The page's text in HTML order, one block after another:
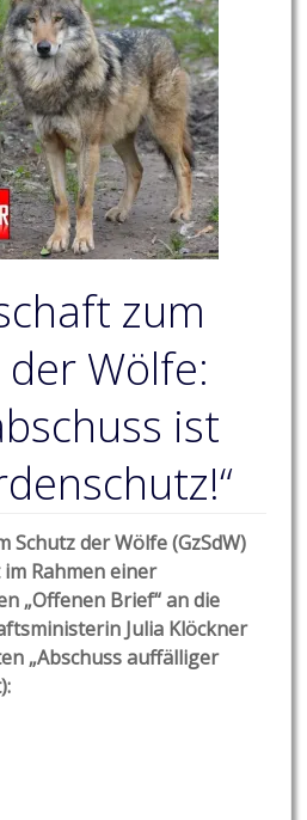
zum
Wölfe:
ist
Schutz der Wölfe (GzSdW)
Rahmen einer
„Offenen Brief“ an die
Julia Klöckner
„Abschuss auffälliger